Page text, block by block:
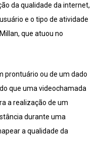
da qualidade da internet,
e o tipo de atividade
que atuou no
prontuário ou de um dado
que uma videochamada
a realização de um
durante uma
a qualidade da